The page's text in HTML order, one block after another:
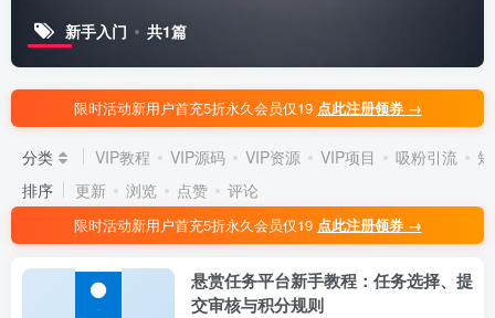
新手入门 共1篇
限时活动新用户首充5折永久会员仅19 点此注册领券 →
分类 VIP教程 VIP源码 VIP资源 VIP项目 吸粉引流
排序
更新 浏览 点赞 评论
限时活动新用户首充5折永久会员仅19 点此注册领券 →
悬赏任务平台新手教程：任务选择、提
交审核与积分规则